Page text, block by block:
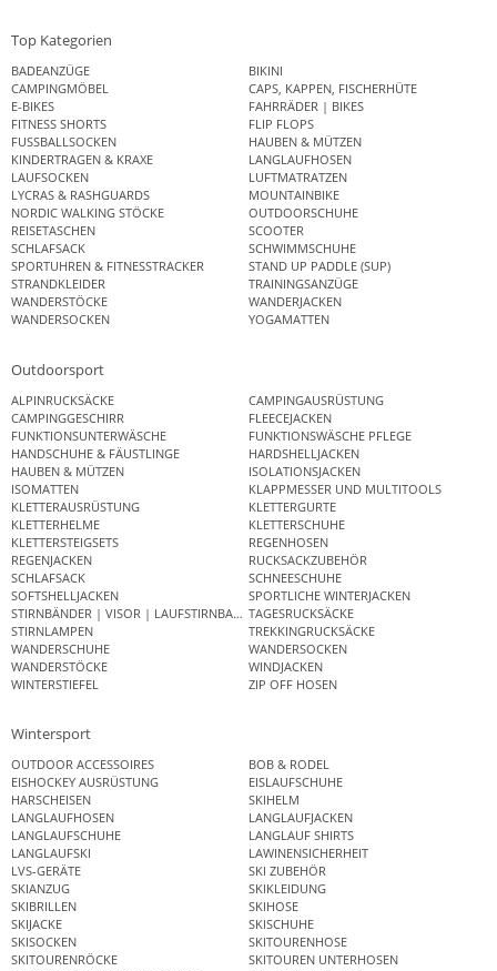
Top Kategorien
BADEANZÜGE
BIKINI
CAMPINGMÖBEL
CAPS, KAPPEN, FISCHERHÜTE
E-BIKES
FAHRRÄDER | BIKES
FITNESS SHORTS
FLIP FLOPS
FUSSBALLSOCKEN
HAUBEN & MÜTZEN
KINDERTRAGEN & KRAXE
LANGLAUFHOSEN
LAUFSOCKEN
LUFTMATRATZEN
LYCRAS & RASHGUARDS
MOUNTAINBIKE
NORDIC WALKING STÖCKE
OUTDOORSCHUHE
REISETASCHEN
SCOOTER
SCHLAFSACK
SCHWIMMSCHUHE
SPORTUHREN & FITNESSTRACKER
STAND UP PADDLE (SUP)
STRANDKLEIDER
TRAININGSANZÜGE
WANDERSTÖCKE
WANDERJACKEN
WANDERSOCKEN
YOGAMATTEN
Outdoorsport
ALPINRUCKSÄCKE
CAMPINGAUSRÜSTUNG
CAMPINGGESCHIRR
FLEECEJACKEN
FUNKTIONSUNTERWÄSCHE
FUNKTIONSWÄSCHE PFLEGE
HANDSCHUHE & FÄUSTLINGE
HARDSHELLJACKEN
HAUBEN & MÜTZEN
ISOLATIONSJACKEN
ISOMATTEN
KLAPPMESSER UND MULTITOOLS
KLETTERAUSRÜSTUNG
KLETTERGURTE
KLETTERHELME
KLETTERSCHUHE
KLETTERSTEIGSETS
REGENHOSEN
REGENJACKEN
RUCKSACKZUBEHÖR
SCHLAFSACK
SCHNEESCHUHE
SOFTSHELLJACKEN
SPORTLICHE WINTERJACKEN
STIRNBÄNDER | VISOR | LAUFSTIRNBANDTAGESRUCKSÄCKE
STIRNLAMPEN
TREKKINGRUCKSÄCKE
WANDERSCHUHE
WANDERSOCKEN
WANDERSTÖCKE
WINDJACKEN
WINTERSTIEFEL
ZIP OFF HOSEN
Wintersport
OUTDOOR ACCESSOIRES
BOB & RODEL
EISHOCKEY AUSRÜSTUNG
EISLAUFSCHUHE
HARSCHEISEN
SKIHELM
LANGLAUFHOSEN
LANGLAUFJACKEN
LANGLAUFSCHUHE
LANGLAUF SHIRTS
LANGLAUFSKI
LAWINENSICHERHEIT
LVS-GERÄTE
SKI ZUBEHÖR
SKIANZUG
SKIKLEIDUNG
SKIBRILLEN
SKIHOSE
SKIJACKE
SKISCHUHE
SKISOCKEN
SKITOURENHOSE
SKITOURENRÖCKE
SKITOUREN UNTERHOSEN